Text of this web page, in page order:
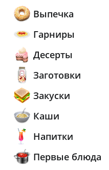
Выпечка
Гарниры
Десерты
Заготовки
Закуски
Каши
Напитки
Первые блюда